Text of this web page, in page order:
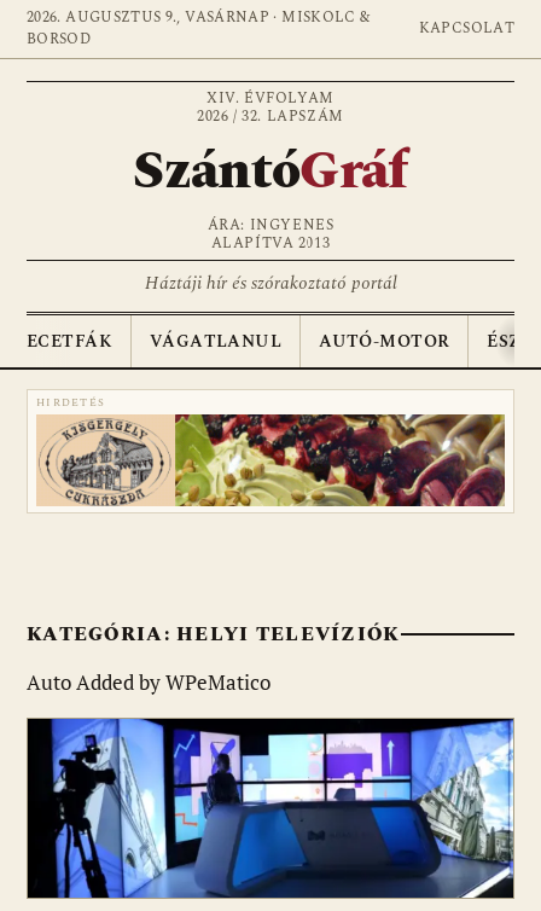
2026. AUGUSZTUS 9., VASÁRNAP · MISKOLC &
BORSOD
KAPCSOLAT
XIV. ÉVFOLYAM
2026 / 32. LAPSZÁM
SzántóGráf
ÁRA: INGYENES
ALAPÍTVA 2013
Háztáji hír és szórakoztató portál
ECETFÁK VÁGATLANUL AUTÓ-MOTOR
HIRDETÉS
KATEGÓRIA:HELYI TELEVÍZIÓK
Auto Added by WPeMatico